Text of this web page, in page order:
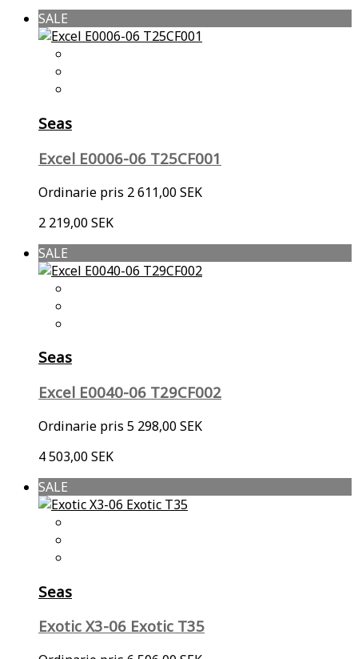
SALE
Seas
Excel E0006-06 T25CF001
Ordinarie pris 2 611,00 SEK
2 219,00 SEK
SALE
Seas
Excel E0040-06 T29CF002
Ordinarie pris 5 298,00 SEK
4 503,00 SEK
SALE
Seas
Exotic X3-06 Exotic T35